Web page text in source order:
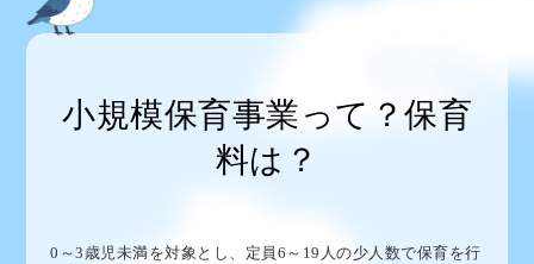
小規模保育事業って？保育
料は？
0～3歳児未満を対象とし、定員6～19人の少人数で保育を行